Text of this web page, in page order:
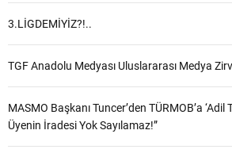
3.LİGDEMİYİZ?!..
TGF Anadolu Medyası Uluslararası Medya
MASMO Başkanı Tuncer’den TÜRMOB’a ‘Adil
Üyenin İradesi Yok Sayılamaz!”